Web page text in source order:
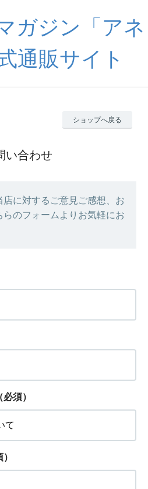
ガジン「アネ
通販サイト
ショップへ戻る
い合わせ
に対するご意見ご感想、お
らのフォームよりお気軽にお
必須）